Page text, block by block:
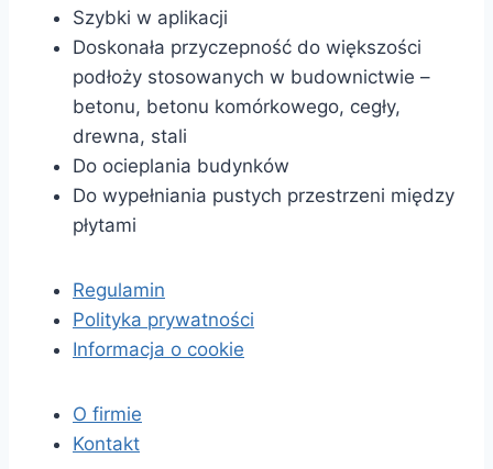
Szybki w aplikacji
Doskonała przyczepność do większości
podłoży stosowanych w budownictwie –
betonu, betonu komórkowego, cegły,
drewna, stali
Do ocieplania budynków
Do wypełniania pustych przestrzeni między
płytami
Regulamin
Polityka prywatności
Informacja o cookie
O firmie
Kontakt